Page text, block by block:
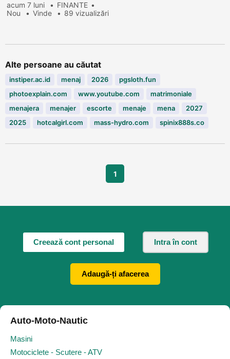
acum 7 luni
FINANTE
Nou
Vinde 89 vizualizări
Alte persoane au căutat
instiper.ac.id menaj 2026
pgsloth.fun
photoexplain.com
www.youtube.com
matrimoniale
menajera
menajer escorte menaje mena
2027
2025
hotcalgirl.com mass-hydro.com spinix888s.co
1
Creează cont personal Intra în cont
Adaugă-ți afacerea
Auto-Moto-Nautic
Masini
Motociclete - Scutere - ATV